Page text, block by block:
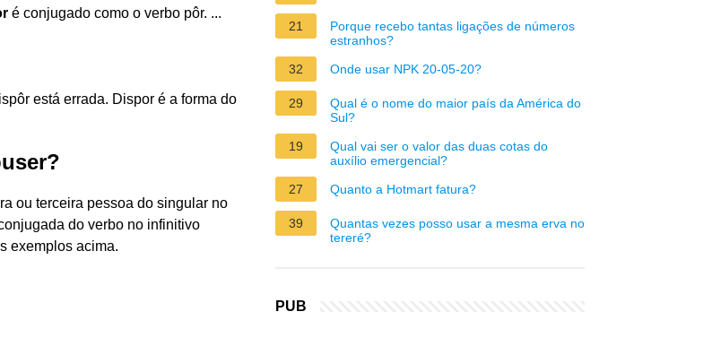
é conjugado como o verbo pôr. ...
está errada. Dispor é a forma do
ou terceira pessoa do singular no
do verbo no infinitivo
exemplos acima.
21
Porque recebo tantas ligações de números
estranhos?
32
Onde usar NPK 20-05-20?
29
Qual é o nome do maior país da América do
Sul?
19
Qual vai ser o valor das duas cotas do
auxílio emergencial?
27
Quanto a Hotmart fatura?
39
Quantas vezes posso usar a mesma erva no
tereré?
PUB